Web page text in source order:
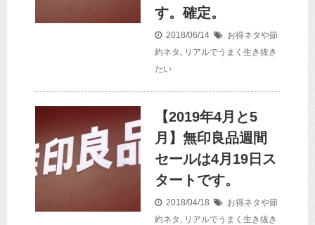
す。確定。
2018/06/14
お得ネタや節
約ネタ , リアルでうまく生き抜き
たい
【2019年4月と5
月】無印良品週間
セールは4月19日ス
タートです。
2018/04/18
お得ネタや節
約ネタ , リアルでうまく生き抜き